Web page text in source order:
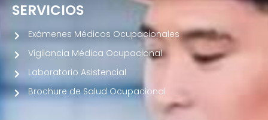
SERVICIOS
Exámenes Médicos Ocupacionales
Vigilancia Médica Ocupacional
Laboratorio Asistencial
Brochure de Salud Ocupacional